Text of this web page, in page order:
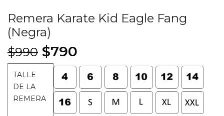
Remera Karate Kid Eagle Fang
(Negra)
$990 El
precio
original
era:
$990.
$790
precio
actual
es:
$790.
TALLE
DE LA
REMERA